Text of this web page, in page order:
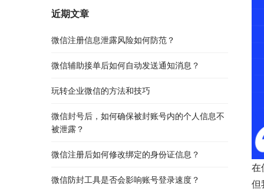
在
但
近期文章
微信注册信息泄露风险如何防范？
微信辅助接单后如何自动发送通知消息？
玩转企业微信的方法和技巧
微信封号后，如何确保被封账号内的个人信息不
被泄露？
微信注册后如何修改绑定的身份证信息？
微信防封工具是否会影响账号登录速度？